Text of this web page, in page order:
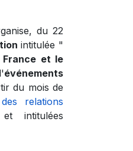
du 22
intitulée "
et le
événements
du mois de
relations
intitulées